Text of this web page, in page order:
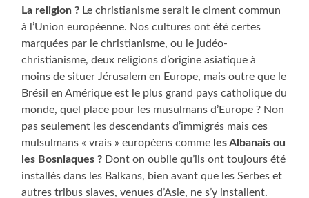
La religion ? Le christianisme serait le ciment commun
à l’Union européenne. Nos cultures ont été certes
marquées par le christianisme, ou le judéo-
christianisme, deux religions d’origine asiatique à
moins de situer Jérusalem en Europe, mais outre que le
Brésil en Amérique est le plus grand pays catholique du
monde, quel place pour les musulmans d’Europe ? Non
pas seulement les descendants d’immigrés mais ces
mulsulmans « vrais » européens comme les Albanais ou
les Bosniaques ? Dont on oublie qu’ils ont toujours été
installés dans les Balkans, bien avant que les Serbes et
autres tribus slaves, venues d’Asie, ne s’y installent.